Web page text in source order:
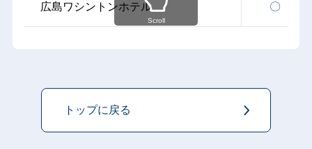
広島ワシントンホテル 〇
Scroll
トップに戻る